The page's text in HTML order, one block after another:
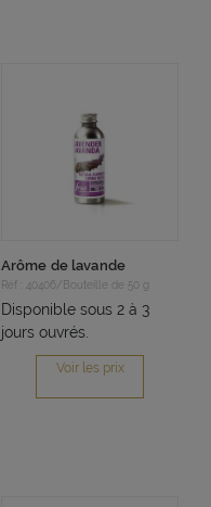
Arôme de lavande
Réf : 40406/Bouteille de 50 g
Disponible sous 2 à 3
jours ouvrés.
Voir les prix